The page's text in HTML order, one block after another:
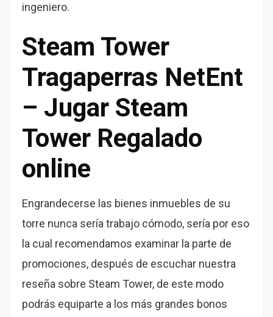
ingeniero.
Steam Tower
Tragaperras NetEnt
– Jugar Steam
Tower Regalado
online
Engrandecerse las bienes inmuebles de su
torre nunca sería trabajo cómodo, serí­a por eso
la cual recomendamos examinar la parte de
promociones, después de escuchar nuestra
reseña sobre Steam Tower, de este modo
podrás equiparte a los más grandes bonos